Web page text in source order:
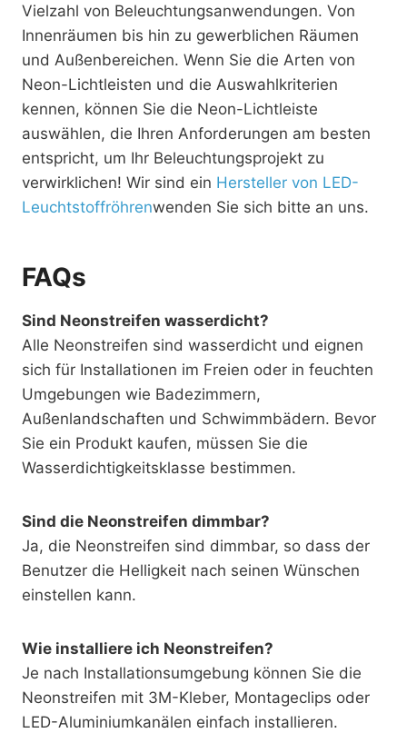
Vielzahl von Beleuchtungsanwendungen. Von
Innenräumen bis hin zu gewerblichen Räumen
und Außenbereichen. Wenn Sie die Arten von
Neon-Lichtleisten und die Auswahlkriterien
kennen, können Sie die Neon-Lichtleiste
auswählen, die Ihren Anforderungen am besten
entspricht, um Ihr Beleuchtungsprojekt zu
verwirklichen! Wir sind ein Hersteller von LED-
Leuchtstoffröhrenwenden Sie sich bitte an uns.
FAQs
Sind Neonstreifen wasserdicht?
Alle Neonstreifen sind wasserdicht und eignen
sich für Installationen im Freien oder in feuchten
Umgebungen wie Badezimmern,
Außenlandschaften und Schwimmbädern. Bevor
Sie ein Produkt kaufen, müssen Sie die
Wasserdichtigkeitsklasse bestimmen.
Sind die Neonstreifen dimmbar?
Ja, die Neonstreifen sind dimmbar, so dass der
Benutzer die Helligkeit nach seinen Wünschen
einstellen kann.
Wie installiere ich Neonstreifen?
Je nach Installationsumgebung können Sie die
Neonstreifen mit 3M-Kleber, Montageclips oder
LED-Aluminiumkanälen einfach installieren.